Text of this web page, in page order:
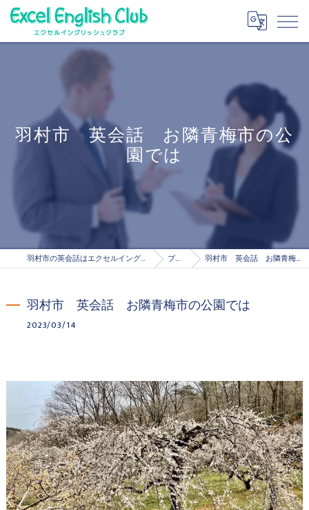
羽村市 英会話 お隣青梅市の公
園では
羽村市の英会話はエクセルイングリッシュクラブ ブログ 羽村市 英会話 お隣青梅市の公園では
羽村市 英会話 お隣青梅市の公園では
2023/03/14